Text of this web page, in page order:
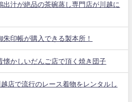
汁が絶品の茶碗蒸し専門店が川越に
印帳が購入できる製本所！
懐かしいだんご店で頂く焼き団子
店で流行のレース着物をレンタルし